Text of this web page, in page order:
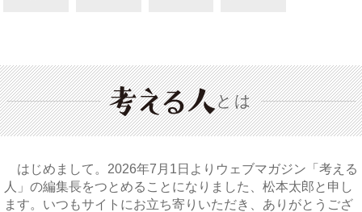
とは
はじめまして。2026年7月1日よりウェブマガジン「考える
人」の編集長をつとめることになりました、松本太郎と申し
ます。いつもサイトにお立ち寄りいただき、ありがとうござ